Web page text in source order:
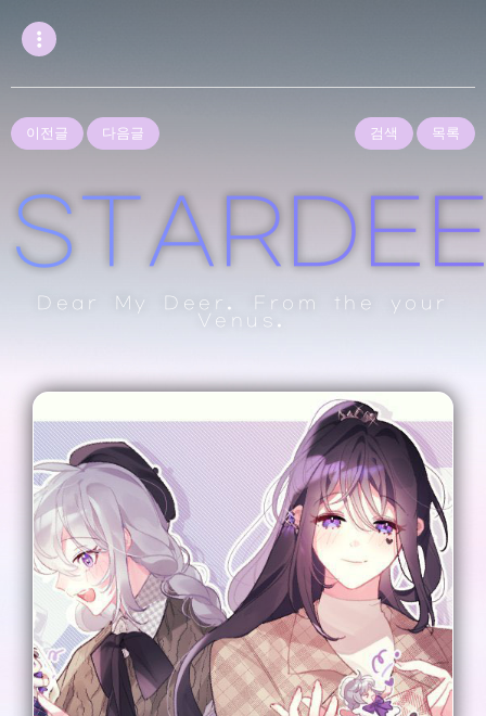
이전글 다음글 검색 목록
Dear My Deer. From the your
Venus.